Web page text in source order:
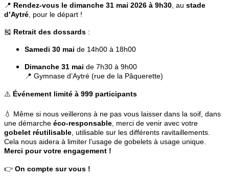
📍 Rendez-vous le dimanche 31 mai 2026 à 9h30 , au stade
d’Aytré , pour le départ !
🎽 Retrait des dossards :
Samedi 30 mai de 14h00 à 18h00
Dimanche 31 mai de 7h30 à 9h00
📍 Gymnase d’Aytré (rue de la Pâquerette)
⚠️ Événement limité à 999 participants
💧 Même si nous veillerons à ne pas vous laisser dans la soif, dans
une démarche éco-responsable , merci de venir avec votre
gobelet réutilisable , utilisable sur les différents ravitaillements.
Cela nous aidera à limiter l’usage de gobelets à usage unique.
Merci pour votre engagement !
👉 On compte sur vous !